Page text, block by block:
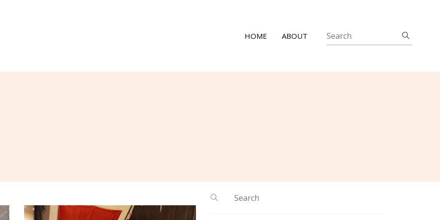
HOME ABOUT